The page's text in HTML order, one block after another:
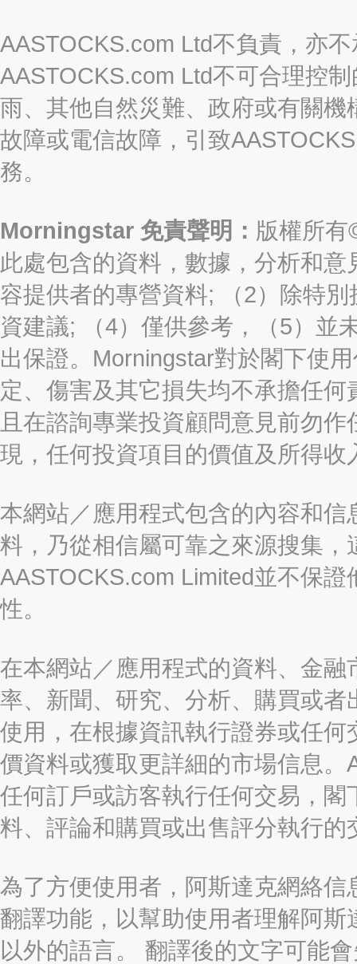
AASTOCKS.com Ltd不負責，亦
AASTOCKS.com Ltd不可合理控
雨、其他自然災難、政府或有關
故障或電信故障，引致
務。
Morningstar 免責聲明： 版權所有
此處包含的資料，數據，分析和意
容提供者的專營資料; （2）除特
資建議; （4）僅供參考，（5）並
出保證。Morningstar對於閣下使
定、傷害及其它損失均不承擔任
且在諮詢專業投資顧問意見前勿
現，任何投資項目的價值及所得收
本網站／應用程式包含的內容和
料，乃從相信屬可靠之來源搜集
AASTOCKS.com Limited並不保
性。
在本網站／應用程式的資料、金
率、新聞、研究、分析、購買或
使用，在根據資訊執行證券或任
價資料或獲取更詳細的市場信息
任何訂戶或訪客執行任何交易，
料、評論和購買或出售評分執行的
為了方便使用者，阿斯達克網絡
翻譯功能，以幫助使用者理解阿
以外的語言。 翻譯後的文字可能